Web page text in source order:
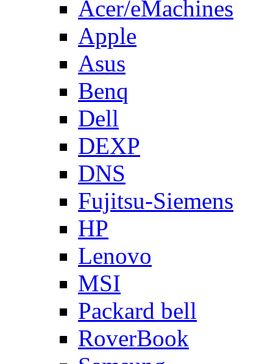
Acer/eMachines
Apple
Asus
Benq
Dell
DEXP
DNS
Fujitsu-Siemens
HP
Lenovo
MSI
Packard bell
RoverBook